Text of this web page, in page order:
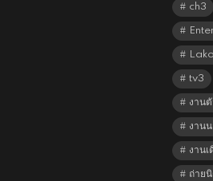
ch3
tv3
งาน
งาน
งาน
ถ่าย